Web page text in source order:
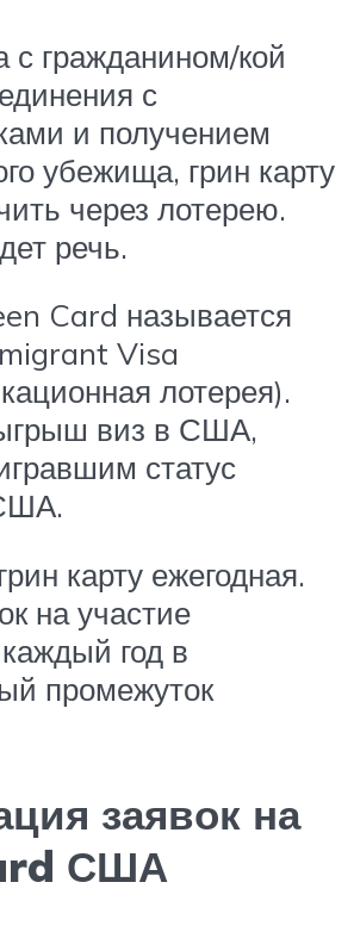
с гражданином/кой
с
и получением
убежища, грин карту
через лотерею.
речь.
Card называется
Visa
лотерея).
виз в США,
статус
карту ежегодная.
на участие
год в
промежуток
заявок на
США